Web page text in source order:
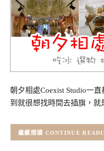
朝夕相處Coexist Studio一
到就很想找時間去插旗，
CONTINUE